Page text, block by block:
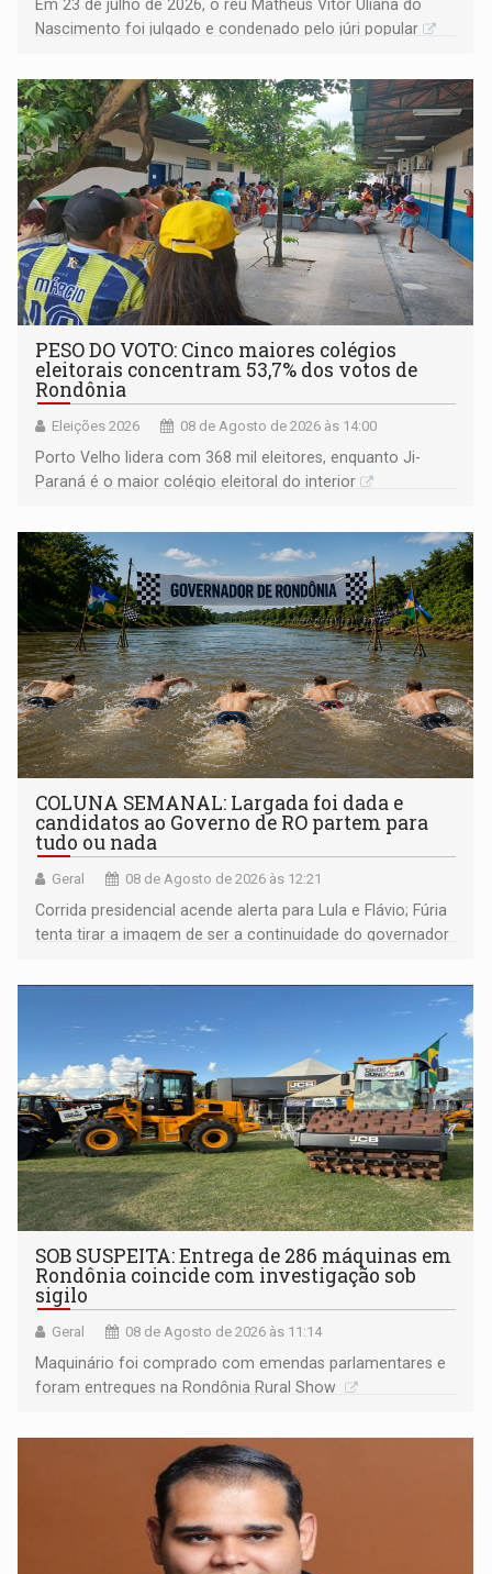
Em 23 de julho de 2026, o réu Matheus Vitor Uliana do
Nascimento foi julgado e condenado pelo júri popular
PESO DO VOTO: Cinco maiores colégios
eleitorais concentram 53,7% dos votos de
Rondônia
Eleições 2026 08 de Agosto de 2026 às 14:00
Porto Velho lidera com 368 mil eleitores, enquanto Ji-
Paraná é o maior colégio eleitoral do interior
COLUNA SEMANAL: Largada foi dada e
candidatos ao Governo de RO partem para
tudo ou nada
Geral 08 de Agosto de 2026 às 12:21
Corrida presidencial acende alerta para Lula e Flávio; Fúria
tenta tirar a imagem de ser a continuidade do governador
não ter entrado no modo eleição; ABAV faz evento em
SOB SUSPEITA: Entrega de 286 máquinas em
Rondônia coincide com investigação sob
sigilo
Geral 08 de Agosto de 2026 às 11:14
Maquinário foi comprado com emendas parlamentares e
foram entregues na Rondônia Rural Show